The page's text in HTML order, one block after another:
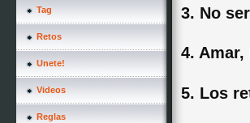
Tag
Retos
Unete!
Videos
Reglas
3. No
4. Amar,
5. Los